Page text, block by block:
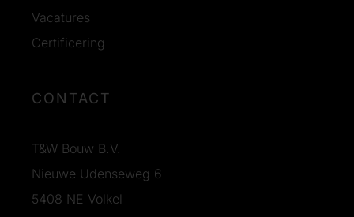
Vacatures
Certificering
CONTACT
T&W Bouw B.V.
Nieuwe Udenseweg 6
5408 NE Volkel